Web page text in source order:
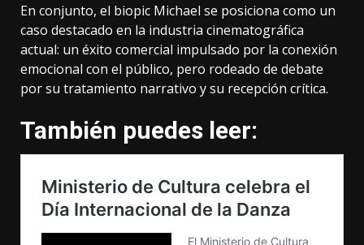
En conjunto, el biopic Michael se posiciona como un
caso destacado en la industria cinematográfica
actual: un éxito comercial impulsado por la conexión
emocional con el público, pero rodeado de debate
por su tratamiento narrativo y su recepción crítica.
También puedes leer: